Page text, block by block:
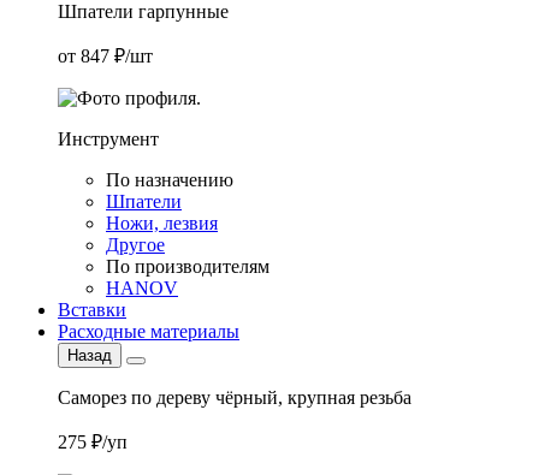
Шпатели гарпунные
от 847 ₽/шт
Инструмент
По назначению
Шпатели
Ножи, лезвия
Другое
По производителям
HANOV
Вставки
Расходные материалы
Назад
Саморез по дереву чёрный, крупная резьба
275 ₽/уп